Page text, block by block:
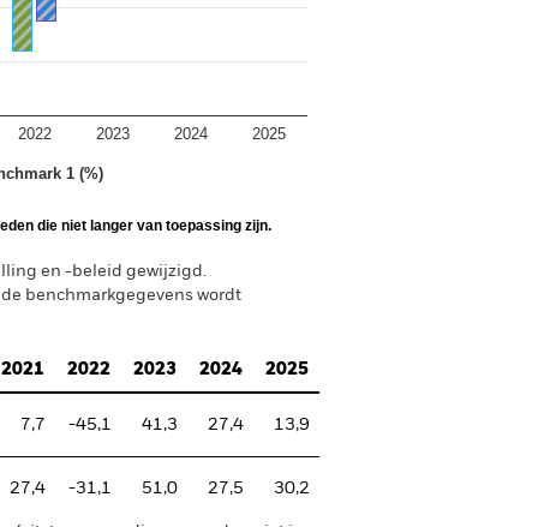
1 (%)
2022 2023 2024 2025
die niet langer van toepassing zijn.
en -beleid gewijzigd.
benchmarkgegevens wordt
2021 2022 2023 2024 2025
7,7 -45,1 41,3 27,4 13,9
27,4 -31,1 51,0 27,5 30,2